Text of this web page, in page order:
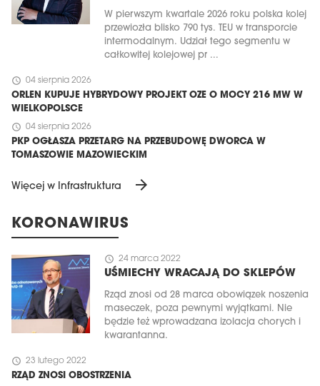
W pierwszym kwartale 2026 roku polska kolej
przewiozła blisko 790 tys. TEU w transporcie
intermodalnym. Udział tego segmentu w
całkowitej kolejowej pr ...
schedule 04 sierpnia 2026
ORLEN KUPUJE HYBRYDOWY PROJEKT OZE O MOCY 216 MW W
WIELKOPOLSCE
schedule 04 sierpnia 2026
PKP OGŁASZA PRZETARG NA PRZEBUDOWĘ DWORCA W
TOMASZOWIE MAZOWIECKIM
Więcej w Infrastruktura arrow_forward
KORONAWIRUS
schedule 24 marca 2022
UŚMIECHY WRACAJĄ DO SKLEPÓW
Rząd znosi od 28 marca obowiązek noszenia
maseczek, poza pewnymi wyjątkami. Nie
będzie też wprowadzana izolacja chorych i
kwarantanna.
schedule 23 lutego 2022
RZĄD ZNOSI OBOSTRZENIA